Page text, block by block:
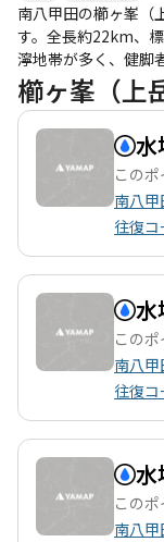
南八甲田の櫛ヶ峯（
す。全長約22km、
濘地帯が多く、健脚
体験からは、原始的
に秋の紅葉シーズン
度の絶景が楽しめ、
として荒れた箇所
分ける必要があり
り、足元の注意が
め、慎重な行動が
らも、リキ君のよ
行動が賑やかさを増しています。 このコ
美しさを求める方
季節には、訪れる
山後の癒しのひと
ヶ峯は冒険心をく
の特別な体験を提供
櫛ヶ峯（上
水
この
南八
往復コ
水
この
南八
往復コ
水
この
南八